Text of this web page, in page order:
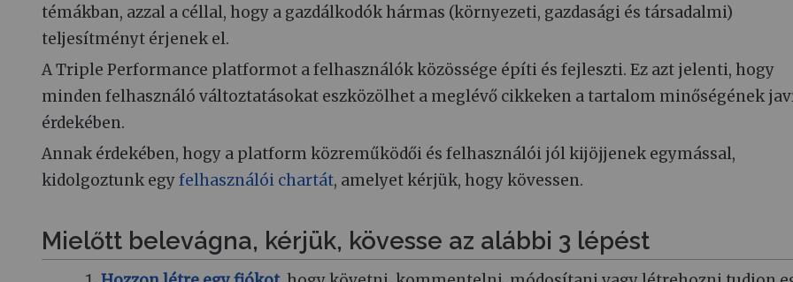
témákban, azzal a céllal, hogy a gazdálkodók hármas (környezeti, gazdasági és társadalmi)
teljesítményt érjenek el.
A Triple Performance platformot a felhasználók közössége építi és fejleszti. Ez azt jelenti, hogy
minden felhasználó változtatásokat eszközölhet a meglévő cikkeken a tartalom minőségének
érdekében.
Annak érdekében, hogy a platform közreműködői és felhasználói jól kijöjjenek egymással,
kidolgoztunk egyfelhasználói chartát, amelyet kérjük, hogy kövessen.
Mielőtt belevágna, kérjük, kövesse az alábbi 3 lépést